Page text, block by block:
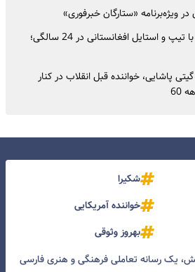
ویژه‌برنامه «ستارگان خبرفوری»
سفر به گذشته؛ گوگوش با تیپ و استایل افغانستانی در 24 سالگی؛
پاشایی، خواننده قبل انقلاب در کنار
شکیرا
خواننده آمریکایی
بهروز وثوقی
یک رسانه تعاملی فرهنگی و هنری فارسی